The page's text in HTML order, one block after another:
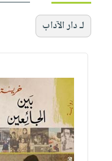
لـ دار الآداب